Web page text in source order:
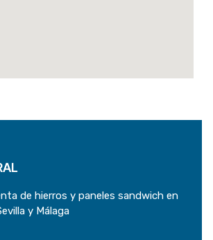
de hierros y paneles sandwich en
y Málaga